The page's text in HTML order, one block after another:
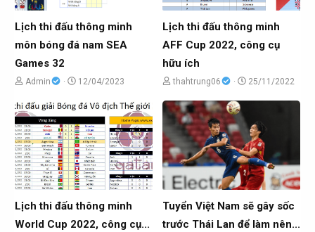
ạ
o
b
ở
i
ạ
o
b
ở
i
i
Lịch thi đấu thông minh
môn bóng đá nam SEA
Games 32
C
ủ
đ
ề
t
ạ
o
b
Admin
N
à
y
g
ử
i
12/04/2023
Lịch thi đấu thông minh
AFF Cup 2022, công cụ
hữu ích
C
ủ
ề
t
ạ
o
b
thahtrung06
N
y
g
ử
i
25/11/2022
Lịch thi đấu thông minh
World Cup 2022, công cụ...
Tuyển Việt Nam sẽ gây sốc
trước Thái Lan để làm nên...